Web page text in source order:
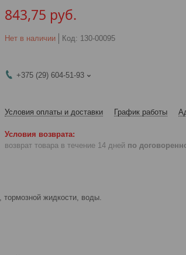
843,75 руб.
Нет в наличии Код: 130-00095
+375 (29) 604-51-93
Условия оплаты и доставки График работы
возврат товара в течение 14 дней по
жидкости, воды.